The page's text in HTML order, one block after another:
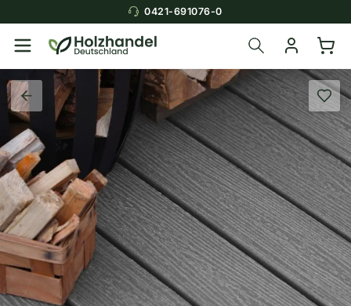
0421-691076-0